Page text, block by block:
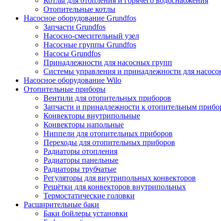
Отопительные котлы
Насосное оборудование Grundfos
Запчасти Grundfos
Насосно-смесительный узел
Насосные группы Grundfos
Насосы Grundfos
Принадлежности для насосных групп
Системы управления и принадлежности для
Насосное оборудование Wilo
Отопительные приборы
Вентили для отопительных приборов
Запчасти и принадлежности к отопительным
Конвекторы внутрипольные
Конвекторы напольные
Ниппели для отопительных приборов
Переходы для отопительных приборов
Радиаторы отопления
Радиаторы панельные
Радиаторы трубчатые
Регуляторы для внутрипольных конвекторов
Решётки для конвекторов внутрипольных
Термостатические головки
Расширительные баки
Баки бойлеры установки